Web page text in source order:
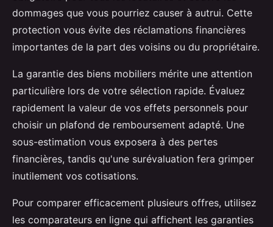
dommages que vous pourriez causer à autrui. Cette
protection vous évite des réclamations financières
importantes de la part des voisins ou du propriétaire.
La garantie des biens mobiliers mérite une attention
particulière lors de votre sélection rapide. Évaluez
rapidement la valeur de vos effets personnels pour
choisir un plafond de remboursement adapté. Une
sous-estimation vous exposera à des pertes
financières, tandis qu'une surévaluation fera grimper
inutilement vos cotisations.
Pour comparer efficacement plusieurs offres, utilisez
les comparateurs en ligne qui affichent les garanties